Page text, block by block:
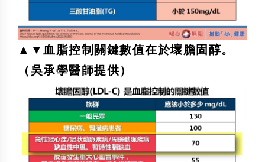
▲▼血脂控制關鍵數值在於壞膽固醇。
（吳承學醫師提供）